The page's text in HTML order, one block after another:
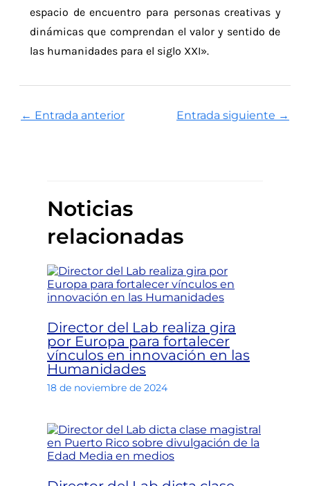
espacio de encuentro para personas creativas y
dinámicas que comprendan el valor y sentido de
las humanidades para el siglo XXI».
← Entrada anterior Entrada siguiente →
Noticias
relacionadas
Director del Lab realiza gira
por Europa para fortalecer
vínculos en innovación en las
Humanidades
18 de noviembre de 2024